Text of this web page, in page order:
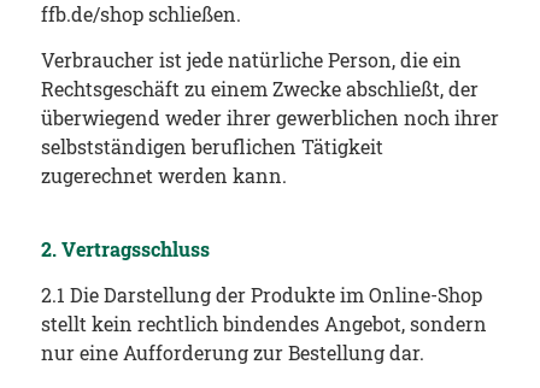
ffb.de/shop schließen.
Verbraucher ist jede natürliche Person, die ein
Rechtsgeschäft zu einem Zwecke abschließt, der
überwiegend weder ihrer gewerblichen noch ihrer
selbstständigen beruflichen Tätigkeit
zugerechnet werden kann.
2. Vertragsschluss
2.1 Die Darstellung der Produkte im Online-Shop
stellt kein rechtlich bindendes Angebot, sondern
nur eine Aufforderung zur Bestellung dar.